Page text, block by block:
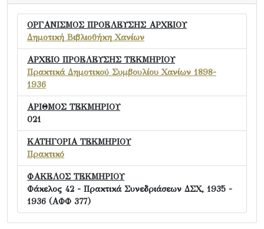
ΟΡΓΑΝΙΣΜΟΣ ΠΡΟΕΛΕΥΣΗΣ ΑΡΧΕΙΟΥ
Δημοτική Βιβλιοθήκη Χανίων
ΑΡΧΕΙΟ ΠΡΟΕΛΕΥΣΗΣ ΤΕΚΜΗΡΙΟΥ
Πρακτικά Δημοτικού Συμβουλίου Χανίων 1898-
1936
ΑΡΙΘΜΟΣ ΤΕΚΜΗΡΙΟΥ
021
ΚΑΤΗΓΟΡΙΑ ΤΕΚΜΗΡΙΟΥ
Πρακτικό
ΦΑΚΕΛΟΣ ΤΕΚΜΗΡΙΟΥ
Φάκελος 42 - Πρακτικά Συνεδριάσεων ΔΣΧ, 1935 -
1936 (ΑΦΦ 377)